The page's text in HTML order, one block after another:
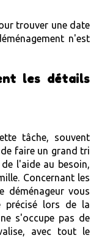
trouver une date
n'est
les détails
tâche, souvent
faire un grand tri
l'aide au besoin,
Concernant les
déménageur vous
lors de la
s'occupe pas de
avec tout le